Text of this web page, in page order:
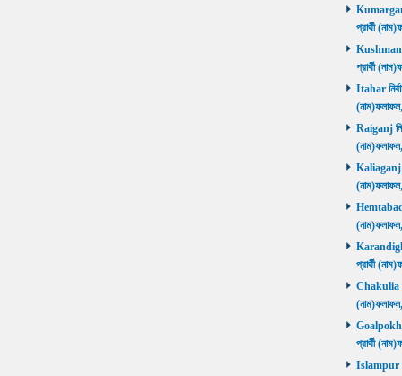
Kumarganj
প্রার্থী
প্রার্থী
Itahar
Raiganj
Kaliaganj
Hemtabad
Karandighi
প্রার্থী
Chakulia
প্রার্থী
Islampur